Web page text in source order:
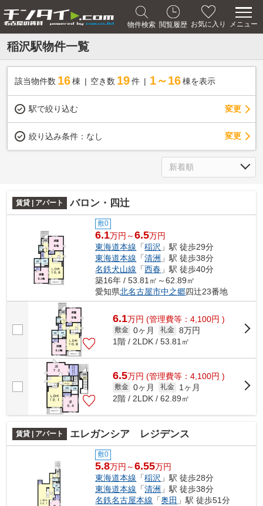
物件検索 閲覧履歴 お気に入り メニュー
稲沢駅物件一覧
該当物件数 16棟 空き数 19 件 1～16 棟を表示
駅で絞り込む 変更
絞り込み条件： なし 変更
賃貸 | アパート バロン・四辻
敷0
6.1万円～6.5万円
東海道本線 「稲沢 」駅 徒歩29分
東海道本線 「清洲 」駅 徒歩38分
名鉄犬山線 「西春 」駅 徒歩40分
築16年 / 53.81㎡～62.89㎡
愛知県北名古屋市中之郷四辻23番地
6.1万円 (管理費等：4,100円 )
敷金 0ヶ月 礼金 8万円
1階 / 2LDK / 53.81㎡
6.5万円 (管理費等：4,100円 )
敷金 0ヶ月 礼金
1ヶ月
2階 / 2LDK / 62.89㎡
賃貸 | アパート エレガンシア レジデンス
敷0
5.8万円～6.55万円
東海道本線 「稲沢 」駅 徒歩28分
東海道本線 「清洲 」駅 徒歩38分
名鉄名古屋本線 「奥田 」駅 徒歩51分